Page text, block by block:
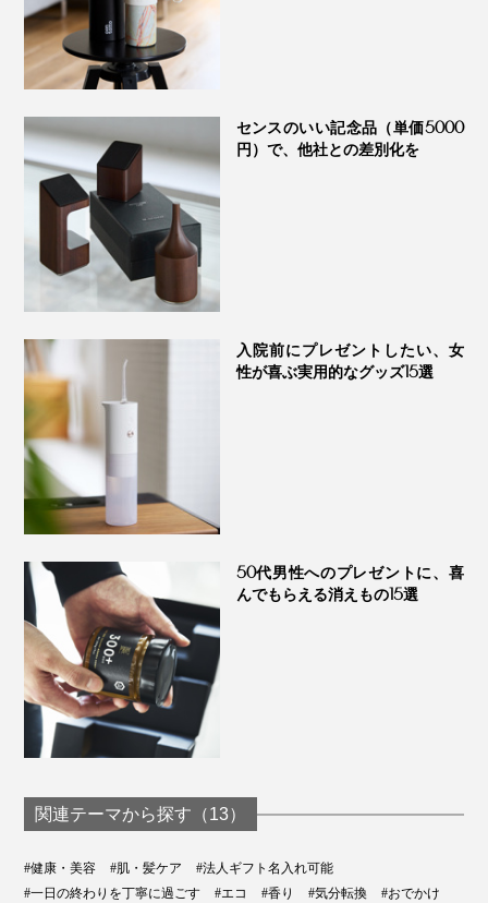
かなったケース素材でもあります。
左下と右上はたっぷり容量の「40g」（本品）、中央3つは持ち運びに便利な
「20g」
さらりとした手触り、天然素材ならではの温もりも心地
いい。
使い終わったら、油脂分をキレイに拭き取って、アクセ
コーヒー好きな方へのホリデーギフトにもぜひ。
センスのいい記念品（単価5000
円）で、他社との差別化を
入院前にプレゼントしたい、女
性が喜ぶ実用的なグッズ15選
50代男性へのプレゼントに、喜
んでもらえる消えもの15選
関連テーマから探す（13）
#健康・美容 #肌・髪ケア
#法人ギフト名入れ可能
#一日の終わりを丁寧に過ごす
#エコ #香り #気分転換 #おでかけ